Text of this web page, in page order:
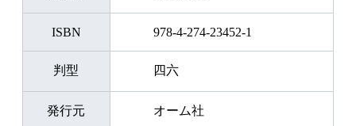
ISBN 978-4-274-23452-1
判型 四六
発行元 オーム社